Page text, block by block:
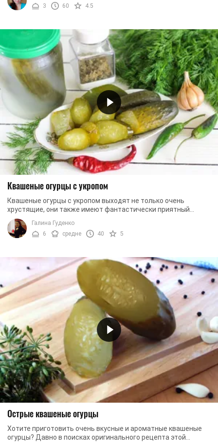
3
60 4.5
Квашеные огурцы с укропом
Квашеные огурцы с укропом выходят не только очень
хрустящие, они также имеют фантастически приятный
аромат и нереально аппетитный вид. Такие огурцы ...
Галина Гуденко
6
средне 40 5
Острые квашеные огурцы
Хотите приготовить очень вкусные и ароматные квашеные
огурцы? Давно в поисках оригинального рецепта этой